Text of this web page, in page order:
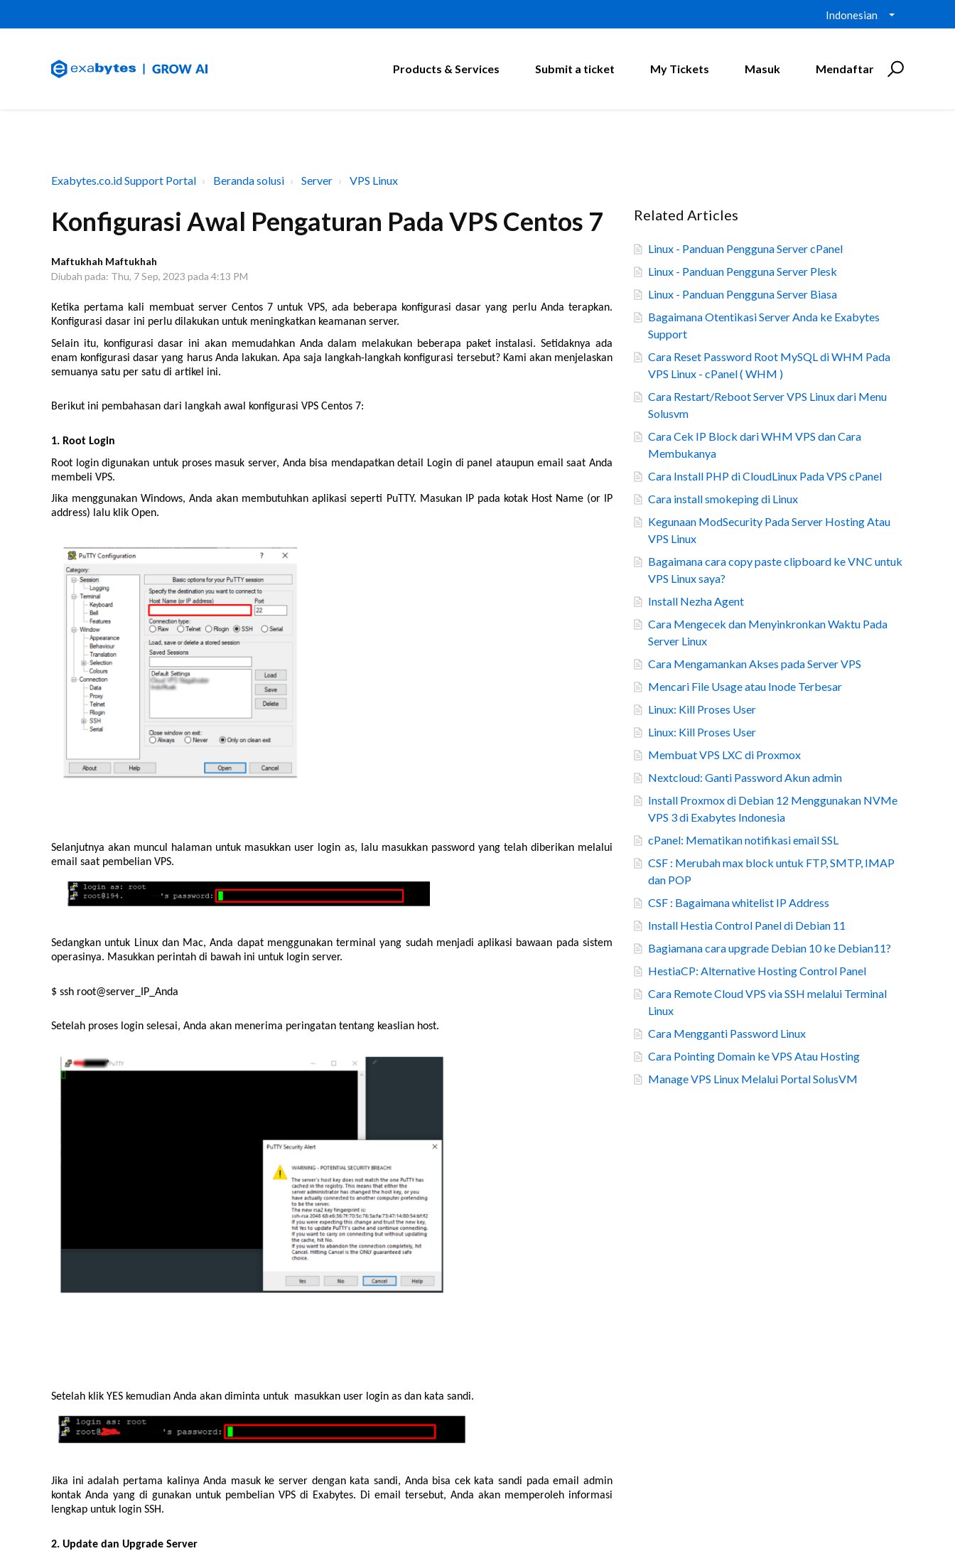
Indonesian
Products & Services Submit a ticket My Tickets Masuk Mendaftar
Exabytes.co.id Support Portal Beranda solusi Server VPS Linux
Konfigurasi Awal Pengaturan Pada VPS Centos 7
Maftukhah Maftukhah
Diubah pada: Thu, 7 Sep, 2023 pada 4:13 PM
Ketika pertama kali membuat server Centos 7 untuk VPS, ada beberapa konfigurasi dasar yang perlu Anda terapkan.
Konfigurasi dasar ini perlu dilakukan untuk meningkatkan keamanan server.
Selain itu, konfigurasi dasar ini akan memudahkan Anda dalam melakukan beberapa paket instalasi. Setidaknya ada
enam konfigurasi dasar yang harus Anda lakukan. Apa saja langkah-langkah konfigurasi tersebut? Kami akan menjelaskan
semuanya satu per satu di artikel ini.
Berikut ini pembahasan dari langkah awal konfigurasi VPS Centos 7:
1. Root Login
Root login digunakan untuk proses masuk server, Anda bisa mendapatkan detail Login di panel ataupun email saat Anda
membeli VPS.
Jika menggunakan Windows, Anda akan membutuhkan aplikasi seperti PuTTY. Masukan IP pada kotak Host Name (or IP
address) lalu klik Open.
Selanjutnya akan muncul halaman untuk masukkan user login as, lalu masukkan password yang telah diberikan melalui
email saat pembelian VPS.
Sedangkan untuk Linux dan Mac, Anda dapat menggunakan terminal yang sudah menjadi aplikasi bawaan pada sistem
operasinya. Masukkan perintah di bawah ini untuk login server.
$ ssh root@server_IP_Anda
Setelah proses login selesai, Anda akan menerima peringatan tentang keaslian host.
Setelah klik YES kemudian Anda akan diminta untuk masukkan user login as dan kata sandi.
Jika ini adalah pertama kalinya Anda masuk ke server dengan kata sandi, Anda bisa cek kata sandi pada email admin
kontak Anda yang di gunakan untuk pembelian VPS di Exabytes. Di email tersebut, Anda akan memperoleh informasi
lengkap untuk login SSH.
2. Update dan Upgrade Server
Related Articles
Linux - Panduan Pengguna Server cPanel
Linux - Panduan Pengguna Server Plesk
Linux - Panduan Pengguna Server Biasa
Bagaimana Otentikasi Server Anda ke Exabytes
Support
Cara Reset Password Root MySQL di WHM Pada
VPS Linux - cPanel ( WHM )
Cara Restart/Reboot Server VPS Linux dari Menu
Solusvm
Cara Cek IP Block dari WHM VPS dan Cara
Membukanya
Cara Install PHP di CloudLinux Pada VPS cPanel
Cara install smokeping di Linux
Kegunaan ModSecurity Pada Server Hosting Atau
VPS Linux
Bagaimana cara copy paste clipboard ke VNC untuk
VPS Linux saya?
Install Nezha Agent
Cara Mengecek dan Menyinkronkan Waktu Pada
Server Linux
Cara Mengamankan Akses pada Server VPS
Mencari File Usage atau Inode Terbesar
Linux: Kill Proses User
Linux: Kill Proses User
Membuat VPS LXC di Proxmox
Nextcloud: Ganti Password Akun admin
Install Proxmox di Debian 12 Menggunakan NVMe
VPS 3 di Exabytes Indonesia
cPanel: Mematikan notifikasi email SSL
CSF : Merubah max block untuk FTP, SMTP, IMAP
dan POP
CSF : Bagaimana whitelist IP Address
Install Hestia Control Panel di Debian 11
Bagiamana cara upgrade Debian 10 ke Debian11?
HestiaCP: Alternative Hosting Control Panel
Cara Remote Cloud VPS via SSH melalui Terminal
Linux
Cara Mengganti Password Linux
Cara Pointing Domain ke VPS Atau Hosting
Manage VPS Linux Melalui Portal SolusVM